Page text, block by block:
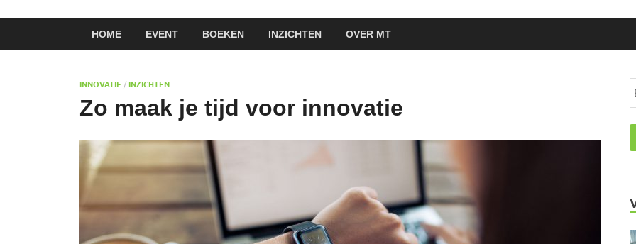
HOME EVENT BOEKEN INZICHTEN OVER MT
INNOVATIE / INZICHTEN
Zo maak je tijd voor innovatie